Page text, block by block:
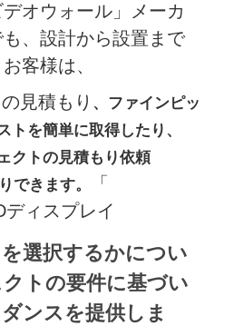
オウォール」メーカ
、設計から設置まで
客様は、
見積もり 、ファインピッ
トを簡単に取得したり、
クトの見積もり依頼
できます。
「
ィスプレイ
選択するかについ
トの要件に基づい
ンスを提供しま